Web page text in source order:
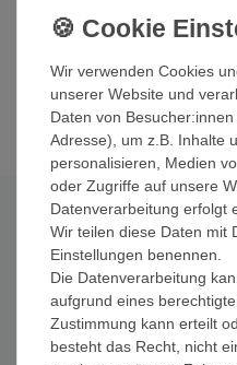
ultra klein verpackt,
von Luft
aus rezykliertem
Technische Daten
Hauptmaterial 1:
Polyether Film Laminat,
frei
Hauptmaterial 2:75 D
Wir verwenden Cookies
unserer Website und
Daten von
Adresse), um z.B. Inhalte
personalisieren, Medien
oder Zugriffe auf unsere
Datenverarbeitung erfolgt
Wir teilen diese Daten mit
Einstellungen benennen.
Die Datenverarbeitung
aufgrund eines
Zustimmung kann erteilt
besteht das Recht, nicht